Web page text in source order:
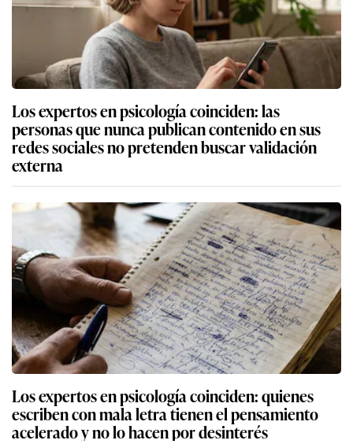
Los expertos en psicología coinciden: las
personas que nunca publican contenido en sus
redes sociales no pretenden buscar validación
externa
Los expertos en psicología coinciden: quienes
escriben con mala letra tienen el pensamiento
acelerado y no lo hacen por desinterés